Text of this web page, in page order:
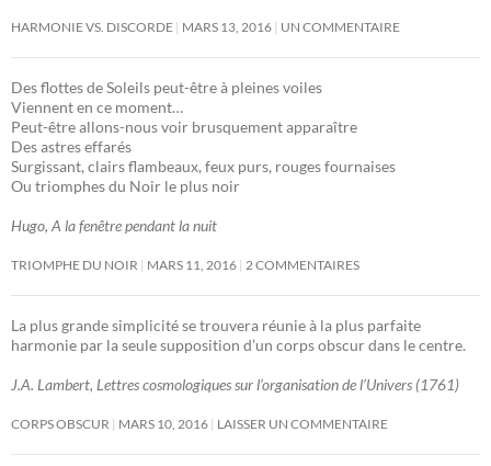
HARMONIE VS. DISCORDE MARS 13, 2016 UN COMMENTAIRE
Des flottes de Soleils peut-être à pleines voiles
Viennent en ce moment…
Peut-être allons-nous voir brusquement apparaître
Des astres effarés
Surgissant, clairs flambeaux, feux purs, rouges fournaises
Ou triomphes du Noir le plus noir
Hugo, A la fenêtre pendant la nuit
TRIOMPHE DU NOIR MARS 11, 2016 2 COMMENTAIRES
La plus grande simplicité se trouvera réunie à la plus parfaite
harmonie par la seule supposition d’un corps obscur dans le centre.
J.A. Lambert, Lettres cosmologiques sur l’organisation de l’Univers (1761)
CORPS OBSCUR MARS 10, 2016 LAISSER UN COMMENTAIRE